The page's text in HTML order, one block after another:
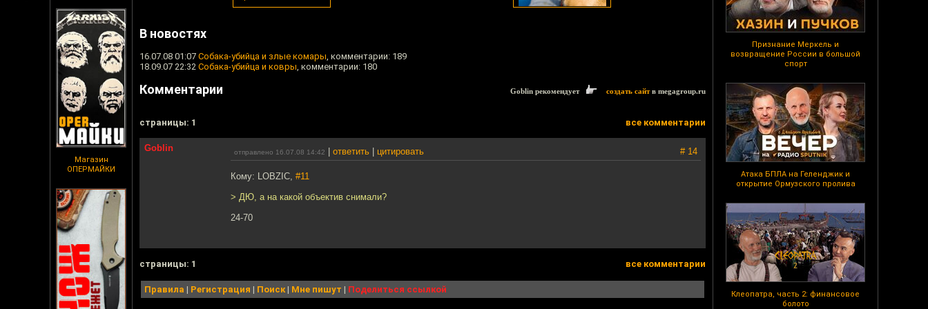
Магазин
ОПЕРМАЙКИ
Признание Меркель и
возвращение России в большой
спорт
Атака БПЛА на Геленджик и
открытие Ормузского пролива
Клеопатра, часть 2: финансовое
болото
В новостях
16.07.08 01:07 Собака-убийца и злые комары, комментарии: 189
18.09.07 22:32 Собака-убийца и ковры, комментарии: 180
Комментарии Goblin рекомендует создать сайтв megagroup.ru
cтраницы: 1 все комментарии
Goblin отправлено 16.07.08 14:42 ответить цитировать # 14
Кому: LOBZIC, #11
> ДЮ, а на какой объектив снимали?
24-70
cтраницы: 1 все комментарии
Правила | Регистрация | Поиск| Мне пишут | Поделиться ссылкой